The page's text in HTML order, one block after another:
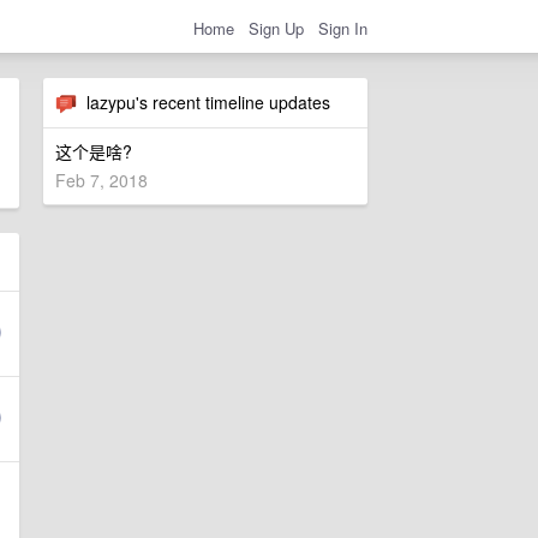
Home Sign Up Sign In
lazypu's recent timeline updates
这个是啥?
Feb 7, 2018